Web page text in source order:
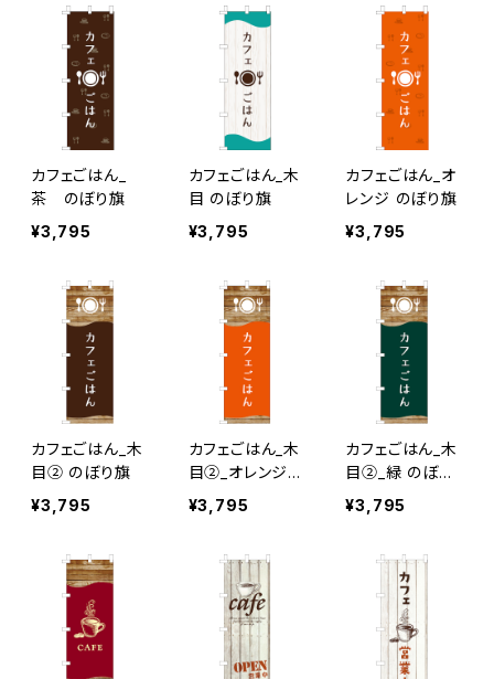
カフェごはん_
茶 のぼり旗
¥3,795
カフェごはん_木
目 のぼり旗
¥3,795
カフェごはん_オ
レンジ のぼり旗
¥3,795
カフェごはん_木
目② のぼり旗
¥3,795
カフェごはん_木
目②_オレンジ
のぼり旗
¥3,795
カフェごはん_木
目②_緑 のぼり
旗
¥3,795